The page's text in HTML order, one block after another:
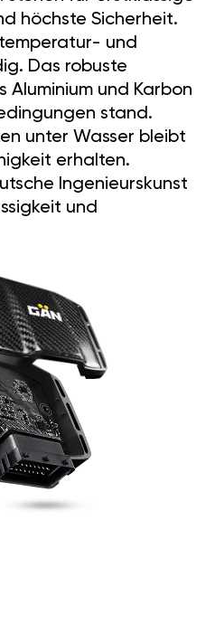
höchste Sicherheit.
und
Das robuste
Aluminium und Karbon
stand.
unter Wasser bleibt
erhalten.
Ingenieurskunst
und